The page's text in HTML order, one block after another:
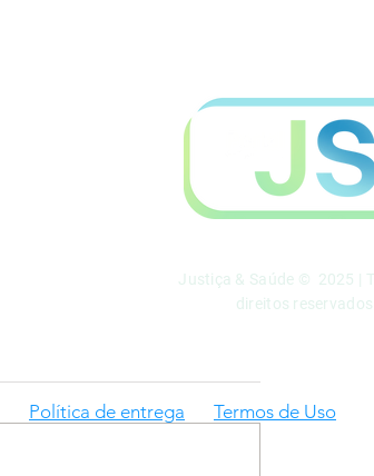
Justiça & Saúde © 2025 |
direitos reservados
Política de entrega Termos de Uso